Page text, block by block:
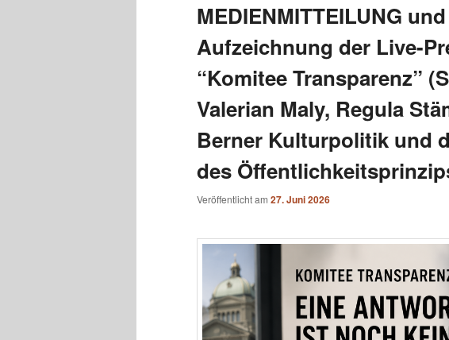
MEDIENMITTEILUNG
Aufzeichnung der Live-
“Komitee Transparenz”
Valerian Maly, Regula
Berner Kulturpolitik und
des
Veröffentlicht am 27. Juni 2026